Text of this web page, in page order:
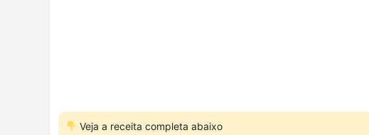
Veja a receita completa abaixo